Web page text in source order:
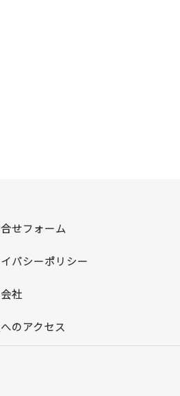
せフォーム
バシーポリシー
社
のアクセス